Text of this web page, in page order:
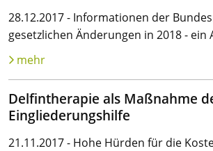
28.12.2017 - Informationen der
gesetzlichen Änderungen in 2018 - ein
mehr
Delfintherapie als Maßnahme
Eingliederungshilfe
21.11.2017 - Hohe Hürden für die